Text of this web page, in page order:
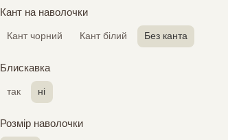
Кант на наволочки
Кант чорний Кант білий Без канта
Блискавка
так ні
Розмір наволочки